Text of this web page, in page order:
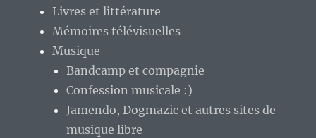
Livres et littérature
Mémoires télévisuelles
Musique
Bandcamp et compagnie
Confession musicale :)
Jamendo, Dogmazic et autres sites de
musique libre